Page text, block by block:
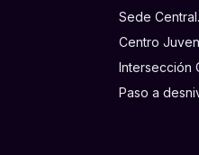
Sede Central.
Centro
Intersección
Paso a